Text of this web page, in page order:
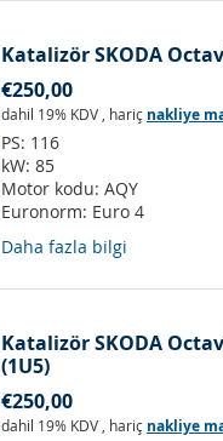
Katalizör SKODA
€250,00
dahil 19% KDV , hariç nakliye
PS: 116
kW: 85
Motor kodu: AQY
Euronorm: Euro 4
Daha fazla bilgi
Katalizör SKODA
(1U5)
€250,00
dahil 19% KDV , hariç nakliye